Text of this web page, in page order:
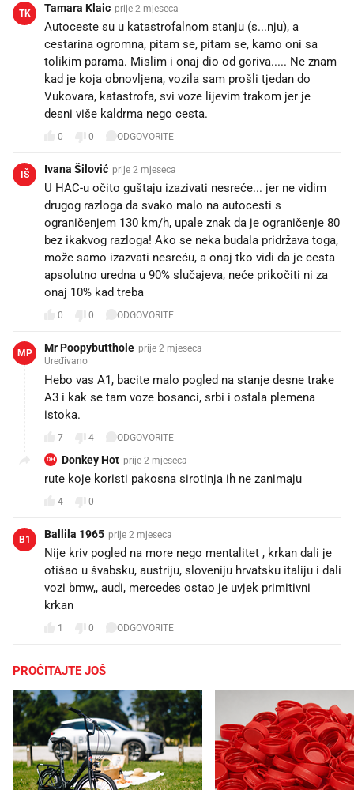
TK Tamara Klaic prije 2 mjeseca
Autoceste su u katastrofalnom stanju (s...nju), a
cestarina ogromna, pitam se, pitam se, kamo oni sa
tolikim parama. Mislim i onaj dio od goriva..... Ne znam
kad je koja obnovljena, vozila sam prošli tjedan do
Vukovara, katastrofa, svi voze lijevim trakom jer je
desni više kaldrma nego cesta.
0 0 ODGOVORITE
IŠ Ivana Šilović prije 2 mjeseca
U HAC-u očito guštaju izazivati nesreće... jer ne vidim
drugog razloga da svako malo na autocesti s
ograničenjem 130 km/h, upale znak da je ograničenje 80
bez ikakvog razloga! Ako se neka budala pridržava toga,
može samo izazvati nesreću, a onaj tko vidi da je cesta
apsolutno uredna u 90% slučajeva, neće prikočiti ni za
onaj 10% kad treba
0 0 ODGOVORITE
MP Mr Poopybutthole prije 2 mjeseca
Uređivano
Hebo vas A1, bacite malo pogled na stanje desne trake
A3 i kak se tam voze bosanci, srbi i ostala plemena
istoka.
7 4 ODGOVORITE
DH Donkey Hot prije 2 mjeseca
rute koje koristi pakosna sirotinja ih ne zanimaju
4 0
B1 Ballila 1965 prije 2 mjeseca
Nije kriv pogled na more nego mentalitet , krkan dali je
otišao u švabsku, austriju, sloveniju hrvatsku italiju i dali
vozi bmw,, audi, mercedes ostao je uvjek primitivni
krkan
1 0 ODGOVORITE
PROČITAJTE JOŠ